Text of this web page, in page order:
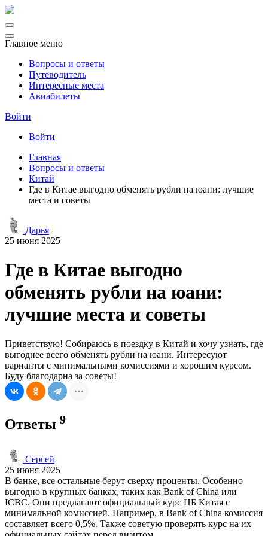
Главное меню
Вопросы и ответы
Путеводитель
Интересные места
Авиабилеты
Войти
Войти
Главная
Вопросы и ответы
Китай
Где в Китае выгодно обменять рубли на юани: лучшие
места и советы
Дарья
25 июня 2025
Где в Китае выгодно
обменять рубли на юани:
лучшие места и советы
Приветствую! Собираюсь в поездку в Китай и хочу узнать, где
выгоднее всего обменять рубли на юани. Интересуют
варианты с минимальными комиссиями и хорошим курсом.
Буду благодарна за советы!
Ответы 9
Сергей
25 июня 2025
В банке, все остальные берут сверху проценты. Особенно
выгодно в крупных банках, таких как Bank of China или
ICBC. Они предлагают официальный курс ЦБ Китая с
минимальной комиссией. Например, в Bank of China комиссия
составляет всего 0,5%. Также советую проверять курс на их